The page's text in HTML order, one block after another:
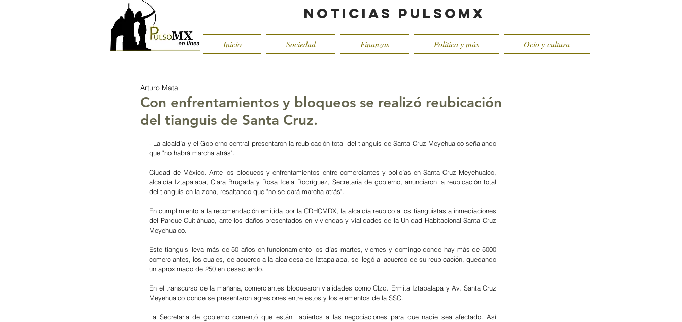
Noticias PulsoMX
Inicio Sociedad Finanzas Política y más Ocio y cultura
Con enfrentamientos y bloqueos se realizó reubicación
del tianguis de Santa Cruz.
Arturo Mata
- La alcaldía y el Gobierno central presentaron la reubicación total del tianguis de Santa Cruz Meyehualco señalando
que "no habrá marcha atrás".
Ciudad de México. Ante los bloqueos y enfrentamientos entre comerciantes y policías en Santa Cruz Meyehualco,
alcaldía Iztapalapa, Clara Brugada y Rosa Icela Rodríguez, Secretaria de gobierno, anunciaron la reubicación total
del tianguis en la zona, resaltando que "no se dará marcha atrás".
En cumplimiento a la recomendación emitida por la CDHCMDX, la alcaldía reubico a los tianguistas a inmediaciones
del Parque Cuitláhuac, ante los daños presentados en viviendas y vialidades de la Unidad Habitacional Santa Cruz
Meyehualco.
Este tianguis lleva más de 50 años en funcionamiento los días martes, viernes y domingo donde hay más de 5000
comerciantes, los cuales, de acuerdo a la alcaldesa de Iztapalapa, se llegó al acuerdo de su reubicación, quedando
un aproximado de 250 en desacuerdo.
En el transcurso de la mañana, comerciantes bloquearon vialidades como Clzd. Ermita Iztapalapa y Av. Santa Cruz
Meyehualco donde se presentaron agresiones entre estos y los elementos de la SSC.
La Secretaria de gobierno comentó que están  abiertos a las negociaciones para que nadie sea afectado. Así